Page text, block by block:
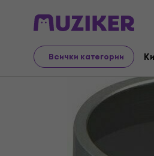
Всички категории
Аудио Видео Техника
Прекратена продажба